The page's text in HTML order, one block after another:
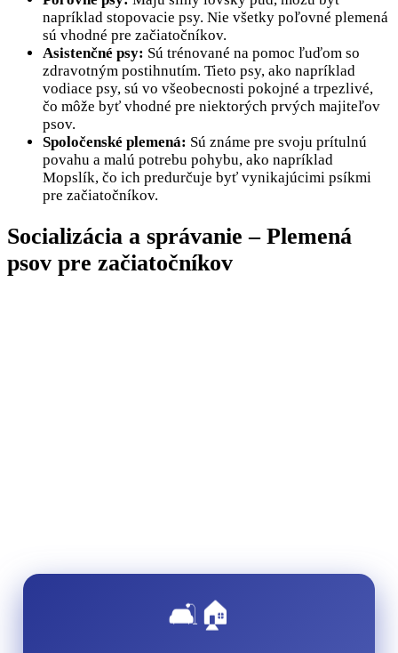
napríklad stopovacie psy. Nie všetky poľovné plemená
sú vhodné pre začiatočníkov.
Asistenčné psy: Sú trénované na pomoc ľuďom so
zdravotným postihnutím. Tieto psy, ako napríklad
vodiace psy, sú vo všeobecnosti pokojné a trpezlivé,
čo môže byť vhodné pre niektorých prvých majiteľov
psov.
Spoločenské plemená: Sú známe pre svoju prítulnú
povahu a malú potrebu pohybu, ako napríklad
Mopslík, čo ich predurčuje byť vynikajúcimi psíkmi
pre začiatočníkov.
Socializácia a správanie – Plemená
psov pre začiatočníkov
🛋️🏠